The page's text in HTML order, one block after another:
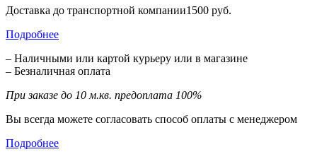
Доставка до транспортной компании1500 руб.
Подробнее
– Наличными или картой курьеру или в магазине
– Безналичная оплата
При заказе до 10 м.кв. предоплата 100%
Вы всегда можете согласовать способ оплаты с менеджером
Подробнее